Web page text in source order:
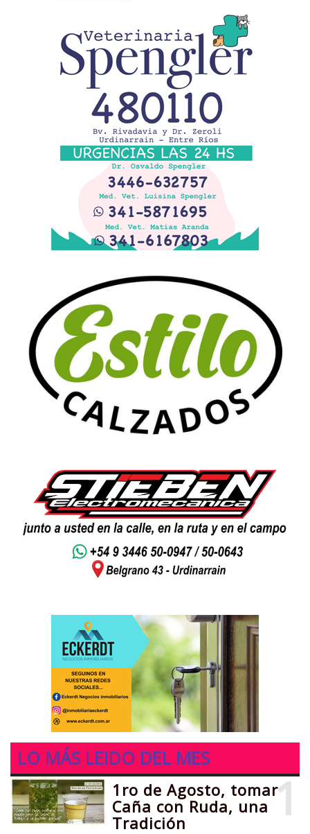
LO MÁS LEIDO DEL MES
1
1ro de Agosto, tomar
Caña con Ruda, una
Tradición